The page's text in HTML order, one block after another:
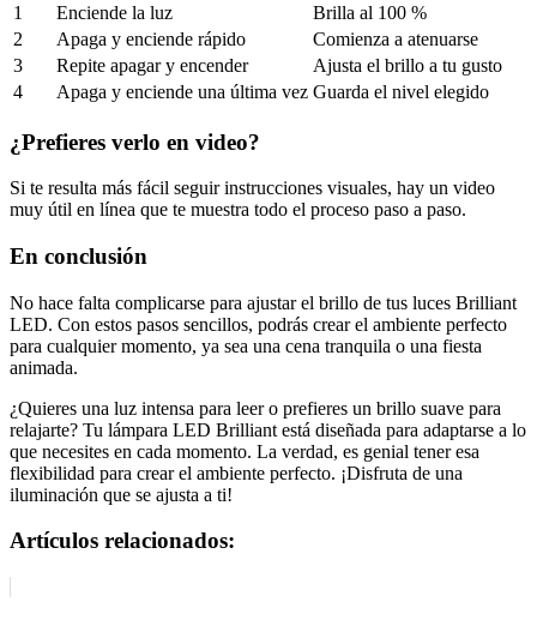
1
Enciende la luz
Brilla al 100 %
2
Apaga y enciende rápido
Comienza a atenuarse
3
Repite apagar y encender
Ajusta el brillo a tu gusto
4
Apaga y enciende una última vez Guarda el nivel elegido
¿Prefieres verlo en video?
Si te resulta más fácil seguir instrucciones visuales, hay un video
muy útil en línea que te muestra todo el proceso paso a paso.
En conclusión
No hace falta complicarse para ajustar el brillo de tus luces Brilliant
LED. Con estos pasos sencillos, podrás crear el ambiente perfecto
para cualquier momento, ya sea una cena tranquila o una fiesta
animada.
¿Quieres una luz intensa para leer o prefieres un brillo suave para
relajarte? Tu lámpara LED Brilliant está diseñada para adaptarse a lo
que necesites en cada momento. La verdad, es genial tener esa
flexibilidad para crear el ambiente perfecto. ¡Disfruta de una
iluminación que se ajusta a ti!
Artículos relacionados: